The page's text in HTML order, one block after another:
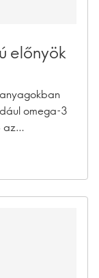
előnyök
omega-3
az